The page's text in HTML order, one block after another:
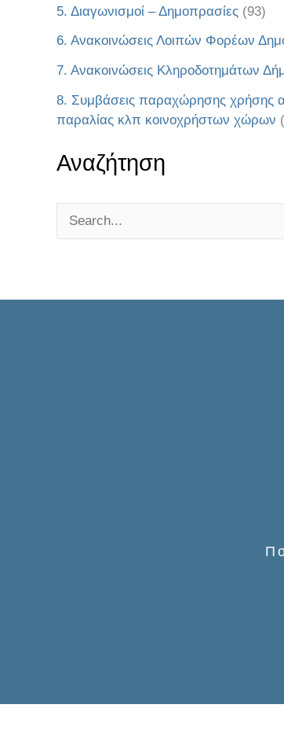
5. Διαγωνισμοί – Δημοπρασίες (93)
6. Ανακοινώσεις Λοιπών Φορέων
7. Ανακοινώσεις Κληροδοτημάτων
8. Συμβάσεις παραχώρησης χρήσης
παραλίας κλπ κοινοχρήστων χώρων
Αναζήτηση